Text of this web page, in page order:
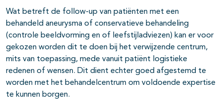
Wat betreft de follow-up van patiënten met een
behandeld aneurysma of conservatieve behandeling
(controle beeldvorming en of leefstijladviezen) kan er voor
gekozen worden dit te doen bij het verwijzende centrum,
mits van toepassing, mede vanuit patiënt logistieke
redenen of wensen. Dit dient echter goed afgestemd te
worden met het behandelcentrum om voldoende expertise
te kunnen borgen.